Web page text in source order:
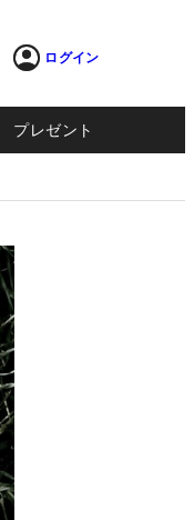
ログイン
プレゼント